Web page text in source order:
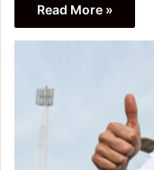
Read More »